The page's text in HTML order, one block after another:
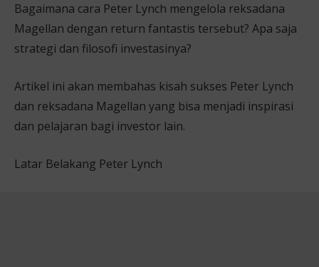
Bagaimana cara Peter Lynch mengelola reksadana
Magellan dengan return fantastis tersebut? Apa saja
strategi dan filosofi investasinya?
Artikel ini akan membahas kisah sukses Peter Lynch
dan reksadana Magellan yang bisa menjadi inspirasi
dan pelajaran bagi investor lain.
Latar Belakang Peter Lynch